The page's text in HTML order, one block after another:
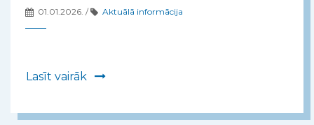
01.01.2026. / Aktuālā informācija
Lasīt vairāk